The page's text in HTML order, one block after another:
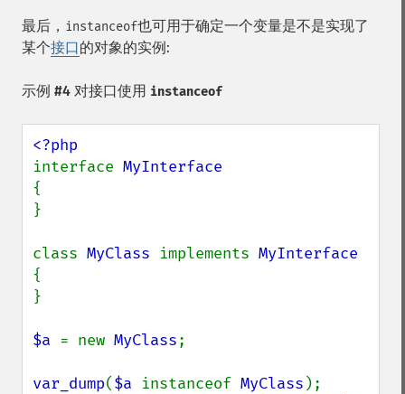
最后， instanceof也可用于确定一个变量是不是实现了
某个接口的对象的实例:
示例 #4 对接口使用 instanceof
interface
{
}
class MyClass implements
{
}
$a = new MyClass;
var_dump($a instanceof MyClass